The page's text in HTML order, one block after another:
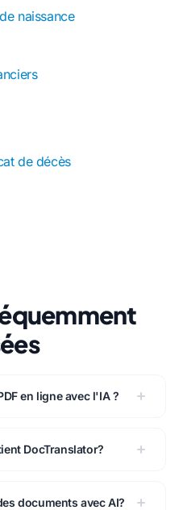
naissance
de décès
en ligne avec l'IA ?
DocTranslator?
documents avec AI?